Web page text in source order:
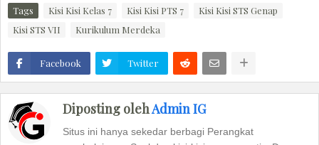
Tags Kisi Kisi Kelas 7 Kisi Kisi PTS 7
Kisi Kisi STS Genap
Kisi STS VII
Kurikulum Merdeka
Facebook Twitter
Diposting olehAdmin IG
Situs ini hanya sekedar berbagi Perangkat